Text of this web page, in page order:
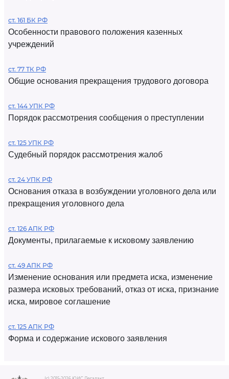
ст. 161 БК РФ
Особенности правового положения казенных
учреждений
ст. 77 ТК РФ
Общие основания прекращения трудового договора
ст. 144 УПК РФ
Порядок рассмотрения сообщения о преступлении
ст. 125 УПК РФ
Судебный порядок рассмотрения жалоб
ст. 24 УПК РФ
Основания отказа в возбуждении уголовного дела или
прекращения уголовного дела
ст. 126 АПК РФ
Документы, прилагаемые к исковому заявлению
ст. 49 АПК РФ
Изменение основания или предмета иска, изменение
размера исковых требований, отказ от иска, признание
иска, мировое соглашение
ст. 125 АПК РФ
Форма и содержание искового заявления